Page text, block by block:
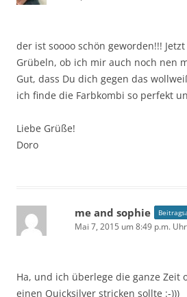
der ist soooo schön geworden!!!
Grübeln, ob ich mir auch noch nen
Gut, dass Du dich gegen das
ich finde die Farbkombi so perfekt
Liebe Grüße!
Doro
me and sophie
Mai 7, 2015 um 8:49 p.m. Uhr
Ha, und ich überlege die ganze Zeit
einen Quicksilver stricken sollte :-)))